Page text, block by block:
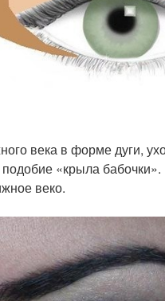
века в форме дуги,
«крыла бабочки».
веко.